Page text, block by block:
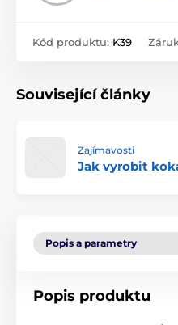
Kód produktu: K39
Související články
Zajímavosti
Jak vyrobit
Popis a parametry
Popis produktu